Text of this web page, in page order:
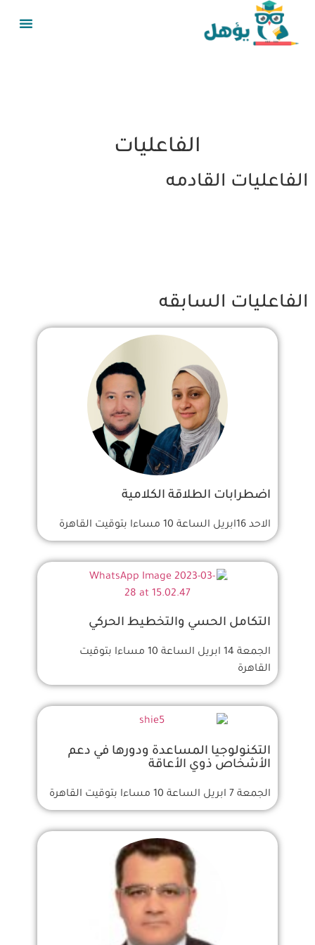
الفاعليات
الفاعليات القادمه
الفاعليات السابقه
اضطرابات الطلاقة الكلامية
الاحد 16ابريل الساعة 10 مساءا بتوقيت القاهرة
التكامل الحسي والتخطيط الحركي
الجمعة 14 ابريل الساعة 10 مساءا بتوقيت
القاهرة
التكنولوجيا المساعدة ودورها في دعم
الأشخاص ذوي الأعاقة
الجمعة 7 ابريل الساعة 10 مساءا بتوقيت القاهرة